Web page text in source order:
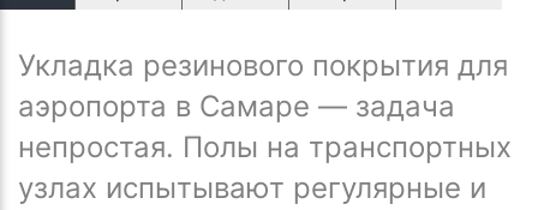
Укладка резинового покрытия для
аэропорта в Самаре — задача
непростая. Полы на транспортных
узлах испытывают регулярные и